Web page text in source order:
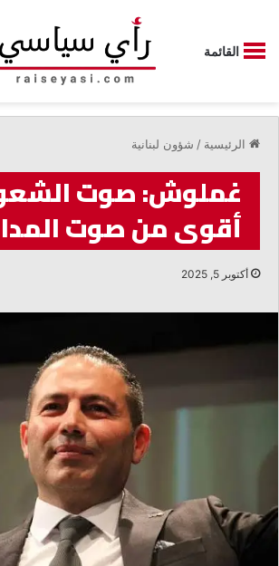
القائمة
الرئيسية / شؤون لبنانية
غملوش: صوت
أقوى من صوت
أكتوبر 5, 2025